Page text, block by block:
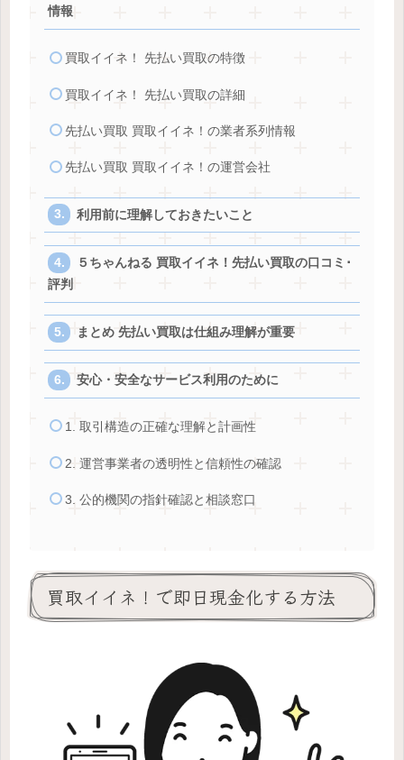
情報
買取イイネ！ 先払い買取の特徴
買取イイネ！ 先払い買取の詳細
先払い買取 買取イイネ！の業者系列情報
先払い買取 買取イイネ！の運営会社
利用前に理解しておきたいこと
５ちゃんねる 買取イイネ！先払い買取の口コミ･
評判
まとめ 先払い買取は仕組み理解が重要
安心・安全なサービス利用のために
1. 取引構造の正確な理解と計画性
2. 運営事業者の透明性と信頼性の確認
3. 公的機関の指針確認と相談窓口
買取イイネ！で即日現金化する方法